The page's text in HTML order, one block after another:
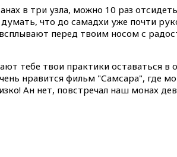
в три узла, можно 10 раз
что до самадхи уже почти
перед твоим носом с
тебе твои практики оставаться в
нравится фильм "Самсара", где
Ан нет, повстречал наш монах